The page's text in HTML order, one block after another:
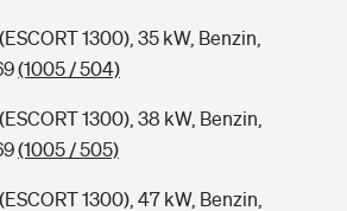
1300), 35 kW, Benzin,
(1005 / 504)
1300), 38 kW, Benzin,
(1005 / 505)
1300), 47 kW, Benzin,